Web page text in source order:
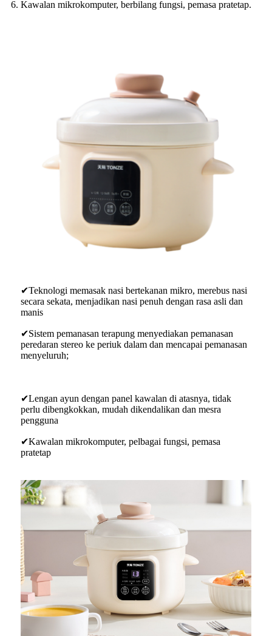
6. Kawalan mikrokomputer, berbilang fungsi, pemasa pratetap.
✔Teknologi memasak nasi bertekanan mikro, merebus nasi
secara sekata, menjadikan nasi penuh dengan rasa asli dan
manis
✔Sistem pemanasan terapung menyediakan pemanasan
peredaran stereo ke periuk dalam dan mencapai pemanasan
menyeluruh;
✔Lengan ayun dengan panel kawalan di atasnya, tidak
perlu dibengkokkan, mudah dikendalikan dan mesra
pengguna
✔Kawalan mikrokomputer, pelbagai fungsi, pemasa
pratetap